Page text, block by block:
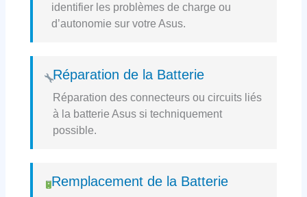
identifier les problèmes de charge ou
d’autonomie sur votre Asus.
Réparation de la Batterie
Réparation des connecteurs ou circuits liés
à la batterie Asus si techniquement
possible.
Remplacement de la Batterie